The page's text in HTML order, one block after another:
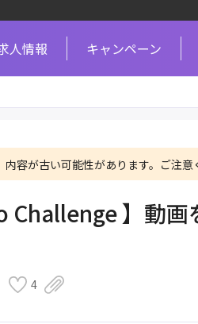
人情報 キャンペーン
容が古い可能性があります。ご注意
】動画
4